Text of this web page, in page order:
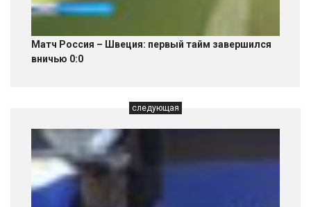
Матч Россия – Швеция: первый тайм завершился
вничью 0:0
следующая